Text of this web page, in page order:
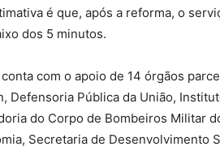
é que, após a reforma, o
dos 5 minutos.
com o apoio de 14 órgãos
Defensoria Pública da União,
do Corpo de Bombeiros Militar
Secretaria de Desenvolvimento